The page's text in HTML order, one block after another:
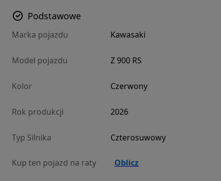
Podstawowe
Marka pojazdu Kawasaki
Model pojazdu Z 900 RS
Kolor Czerwony
Rok produkcji 2026
Typ Silnika Czterosuwowy
Kup ten pojazd na raty Oblicz